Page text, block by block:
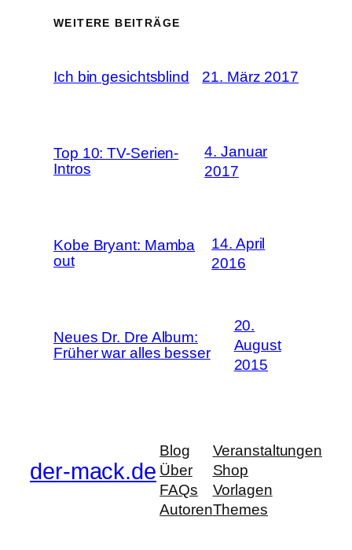
WEITERE BEITRÄGE
Ich bin gesichtsblind 21. März 2017
Top 10: TV-Serien-
Intros
4. Januar
2017
Kobe Bryant: Mamba
out
14. April
2016
Neues Dr. Dre Album:
Früher war alles besser
20.
August
2015
der-mack.de
Blog
Über
FAQs
Autoren
Veranstaltungen
Shop
Vorlagen
Themes